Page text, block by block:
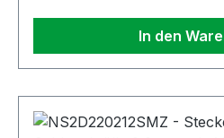
In den